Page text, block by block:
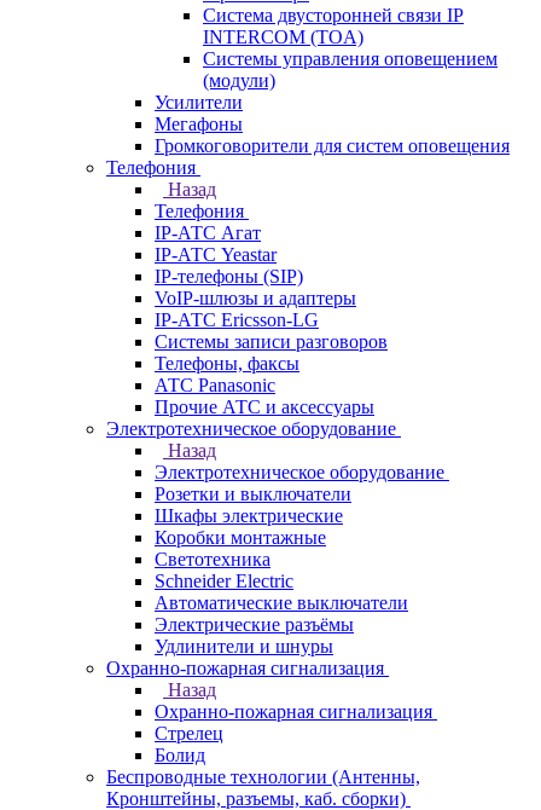
Система двусторонней связи IP
INTERCOM (TOA)
Системы управления оповещением
(модули)
Усилители
Мегафоны
Громкоговорители для систем оповещения
Телефония
Назад
Телефония
IP-АТС Агат
IP-АТС Yeastar
IP-телефоны (SIP)
VoIP-шлюзы и адаптеры
IP-АТС Ericsson-LG
Системы записи разговоров
Телефоны, факсы
АТС Panasonic
Прочие АТС и аксессуары
Электротехническое оборудование
Назад
Электротехническое оборудование
Розетки и выключатели
Шкафы электрические
Коробки монтажные
Светотехника
Schneider Electric
Автоматические выключатели
Электрические разъёмы
Удлинители и шнуры
Охранно-пожарная сигнализация
Назад
Охранно-пожарная сигнализация
Стрелец
Болид
Беспроводные технологии (Антенны,
Кронштейны, разъемы, каб. сборки)